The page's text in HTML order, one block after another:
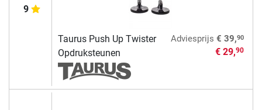
9
Taurus Push Up Twister
Opdruksteunen
Adviesprijs € 39,90
€ 29,90